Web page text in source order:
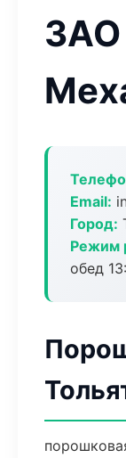
ЗАО
Email:
Город:
Режим
обед